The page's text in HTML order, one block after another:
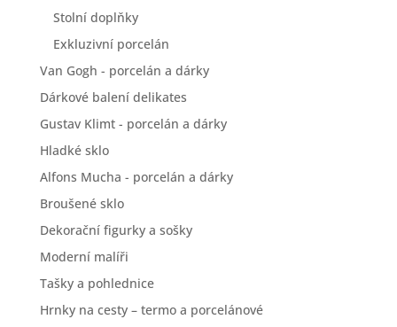
Stolní doplňky
Exkluzivní porcelán
Van Gogh - porcelán a dárky
Dárkové balení delikates
Gustav Klimt - porcelán a dárky
Hladké sklo
Alfons Mucha - porcelán a dárky
Broušené sklo
Dekorační figurky a sošky
Moderní malíři
Tašky a pohlednice
Hrnky na cesty – termo a porcelánové